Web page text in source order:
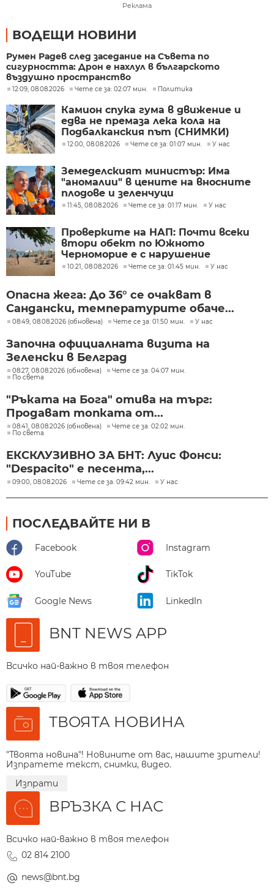
Реклама
ВОДЕЩИ НОВИНИ
Румен Радев след заседание на Съвета по
сигурността: Дрон е нахлул в българското
въздушно пространство
12:09, 08.08.2026 Чете се за: 02:07 мин. Политика
Камион спука гума в движение и
едва не премаза лека кола на
Подбалканския път (СНИМКИ)
12:00, 08.08.2026 Чете се за: 01:07 мин. У нас
Земеделският министър: Има
"аномалии" в цените на вносните
плодове и зеленчуци
11:45, 08.08.2026 Чете се за: 01:17 мин. У нас
Проверките на НАП: Почти всеки
втори обект по Южното
Черноморие е с нарушение
10:21, 08.08.2026 Чете се за: 01:45 мин. У нас
Опасна жега: До 36° се очакват в
Сандански, температурите обаче...
08:49, 08.08.2026 (обновена) Чете се за: 01:50 мин. У нас
Започна официалната визита на
Зеленски в Белград
08:27, 08.08.2026 (обновена)
Чете се за: 04:07 мин.
По света
"Ръката на Бога" отива на търг:
Продават топката от...
08:41, 08.08.2026 (обновена)
Чете се за: 02:02 мин.
По света
ЕКСКЛУЗИВНО ЗА БНТ: Луис Фонси:
"Despacito" е песента,...
09:00, 08.08.2026 Чете се за: 09:42 мин. У нас
ПОСЛЕДВАЙТЕ НИ В
Facebook Instagram
YouTube TikTok
Google News LinkedIn
BNT NEWS APP
Всичко най-важно в твоя телефон
ТВОЯТА НОВИНА
"Твоята новина"! Новините от вас, нашите зрители!
Изпратете текст, снимки, видео.
Изпрати
ВРЪЗКА С НАС
Всичко най-важно в твоя телефон
02 814 2100
news@bnt.bg